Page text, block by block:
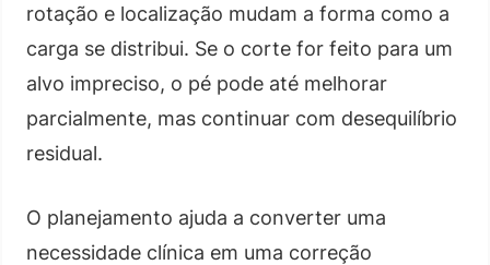
rotação e localização mudam a forma como a
carga se distribui. Se o corte for feito para um
alvo impreciso, o pé pode até melhorar
parcialmente, mas continuar com desequilíbrio
residual.
O planejamento ajuda a converter uma
necessidade clínica em uma correção